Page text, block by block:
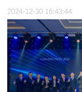
2024-12-30 16:43:44